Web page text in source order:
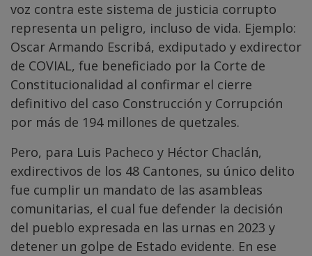
voz contra este sistema de justicia corrupto
representa un peligro, incluso de vida. Ejemplo:
Oscar Armando Escribá, exdiputado y exdirector
de COVIAL, fue beneficiado por la Corte de
Constitucionalidad al confirmar el cierre
definitivo del caso Construcción y Corrupción
por más de 194 millones de quetzales.
Pero, para Luis Pacheco y Héctor Chaclán,
exdirectivos de los 48 Cantones, su único delito
fue cumplir un mandato de las asambleas
comunitarias, el cual fue defender la decisión
del pueblo expresada en las urnas en 2023 y
detener un golpe de Estado evidente. En ese